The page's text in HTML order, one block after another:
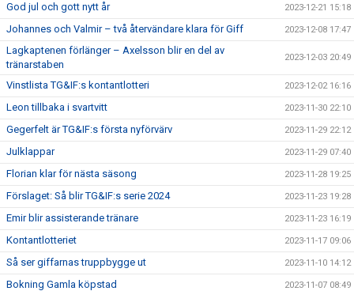
God jul och gott nytt år 2023-12-21 15:18
Johannes och Valmir – två återvändare klara för Giff 2023-12-08 17:47
Lagkaptenen förlänger – Axelsson blir en del av
tränarstaben
2023-12-03 20:49
Vinstlista TG&IF:s kontantlotteri 2023-12-02 16:16
Leon tillbaka i svartvitt 2023-11-30 22:10
Gegerfelt är TG&IF:s första nyförvärv 2023-11-29 22:12
Julklappar 2023-11-29 07:40
Florian klar för nästa säsong 2023-11-28 19:25
Förslaget: Så blir TG&IF:s serie 2024 2023-11-23 19:28
Emir blir assisterande tränare 2023-11-23 16:19
Kontantlotteriet 2023-11-17 09:06
Så ser giffarnas truppbygge ut 2023-11-10 14:12
Bokning Gamla köpstad 2023-11-07 08:49